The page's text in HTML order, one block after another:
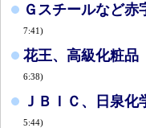
Ｇスチールなど赤
7:41)
花王、高級化粧品
6:38)
ＪＢＩＣ、日泉
5:44)